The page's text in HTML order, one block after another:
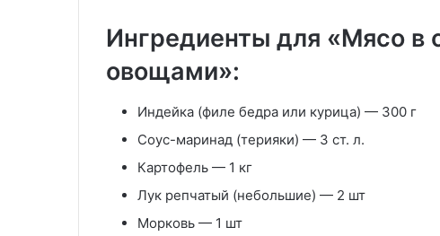
Ингредиенты для «Мясо в
овощами»:
Индейка (филе бедра или курица) — 300 г
Соус-маринад (терияки) — 3 ст. л.
Картофель — 1 кг
Лук репчатый (небольшие) — 2 шт
Морковь — 1 шт